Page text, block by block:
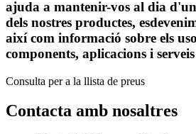
ajuda a mantenir-vos al dia
dels nostres productes,
així com informació sobre els
components, aplicacions i
Consulta per a la llista de preus
Contacta amb nosaltres